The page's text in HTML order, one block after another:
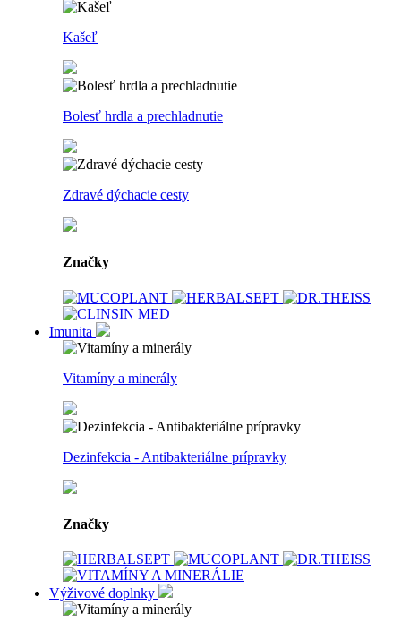
Kašeľ
Bolesť hrdla a prechladnutie
Zdravé dýchacie cesty
Značky
Imunita
Vitamíny a minerály
Dezinfekcia - Antibakteriálne prípravky
Značky
Výživové doplnky